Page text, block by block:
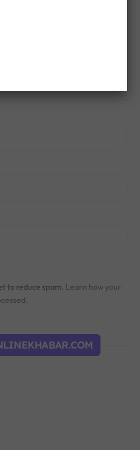
to reduce spam. Learn how your